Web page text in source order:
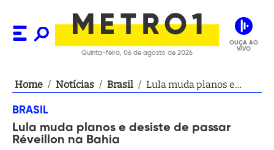
Quinta-feira, 06 de agosto de 2026
OUÇA AO
VIVO
Home / Notícias / Brasil / Lula muda planos e
BRASIL
Lula muda planos e desiste de passar
Réveillon na Bahia